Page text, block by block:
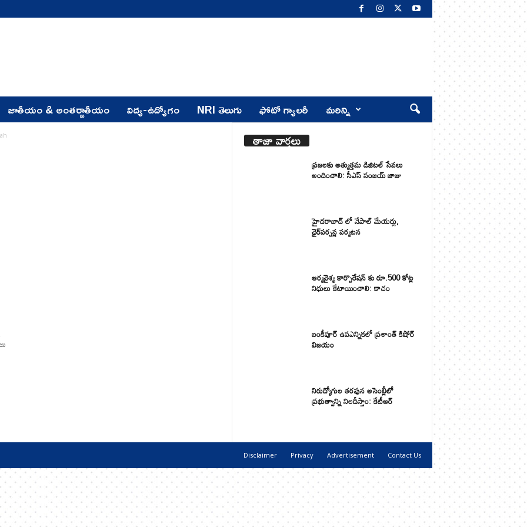
జాతీయం & అంతర్జాతీయం విద్య-ఉద్యోగం NRI తెలుగు ఫోటో గ్యాలరీ మరిన్ని
తాజా వార్తలు
ప్రజలకు అత్యుత్తమ డిజిటల్ సేవలు
అందించాలి: సీఎస్ సంజయ్ జాజు
హైదరాబాద్ లో నేపాల్ మేయర్లు,
ఛైర్‌పర్సన్ల పర్యటన
ఆర్యవైశ్య కార్పొరేషన్ కు రూ.500 కోట్ల
నిధులు కేటాయించాలి: కాచం
బంకీపూర్ ఉపఎన్నికలో ప్రశాంత్ కిషోర్
విజయం
నిరుద్యోగుల తరఫున అసెంబ్లీలో
ప్రభుత్వాన్ని నిలదీస్తాం: కేటీఆర్
Disclaimer Privacy Advertisement Contact Us